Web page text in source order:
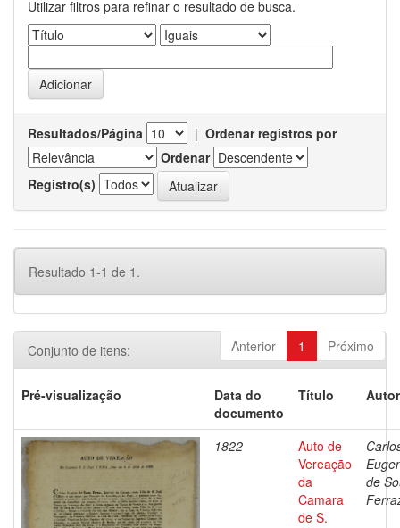
Utilizar filtros para refinar o resultado de busca.
Resultados/Página | Ordenar registros por
Ordenar
Registro(s)
Resultado 1-1 de 1.
Anterior 1 Próximo
Conjunto de itens:
Pré-visualização
Data do
documento
Título
1822
Auto de
Vereação
da
Camara
de S.
de